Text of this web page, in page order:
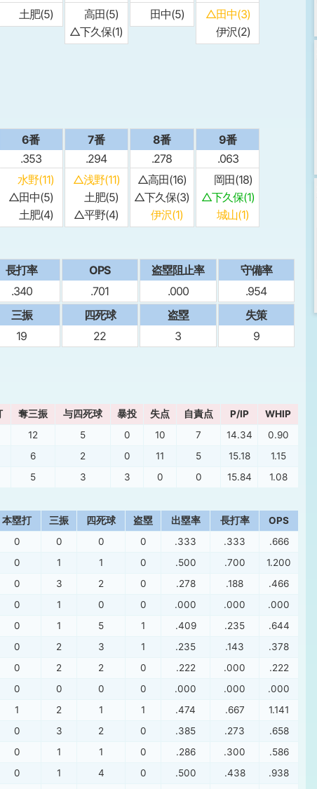
土肥(5)
高田(5)
△下久保(1)
田中(5)
△田中(3)
伊沢(2)
6番
.353
水野(11)
△田中(5)
土肥(4)
7番
.294
△浅野(11)
土肥(5)
△平野(4)
8番
.278
△高田(16)
△下久保(3)
伊沢(1)
9番
.063
岡田(18)
△下久保(1)
城山(1)
⻑打率
.340
OPS
.701
盗塁阻止率
.000
守備率
.954
三振
19
四死球
22
盗塁
3
失策
9
奪三振 与四死球 暴投 失点 自責点 P/IP
WHIP
12 5 0 10 7 14.34
0.90
6 2 0 11 5 15.18
1.15
5 3 3 0 0 15.84 1.08
本塁打 三振 四死球 盗塁 出塁率 長打率
OPS
0 0 0 0 .333 .333
.666
0 1 1 0 .500 .700
1.200
0 3 2 0 .278 .188
.466
0 1 0 0 .000 .000
.000
0 1 5 1 .409 .235
.644
0 2 3 1 .235 .143
.378
0 2 2 0 .222 .000
.222
0 0 0 0 .000 .000
.000
1 2 1 1 .474 .667
1.141
0 3 2 0 .385 .273
.658
0 1 1 0 .286 .300
.586
0 1 4 0 .500 .438
.938